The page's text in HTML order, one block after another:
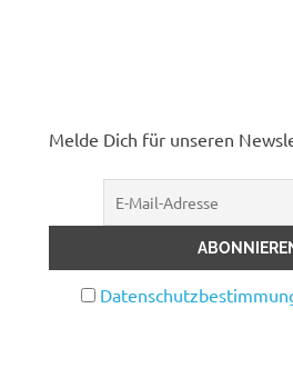
Melde Dich für unseren